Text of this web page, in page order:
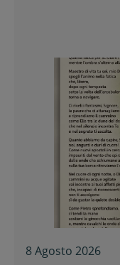
8 Agosto 2026